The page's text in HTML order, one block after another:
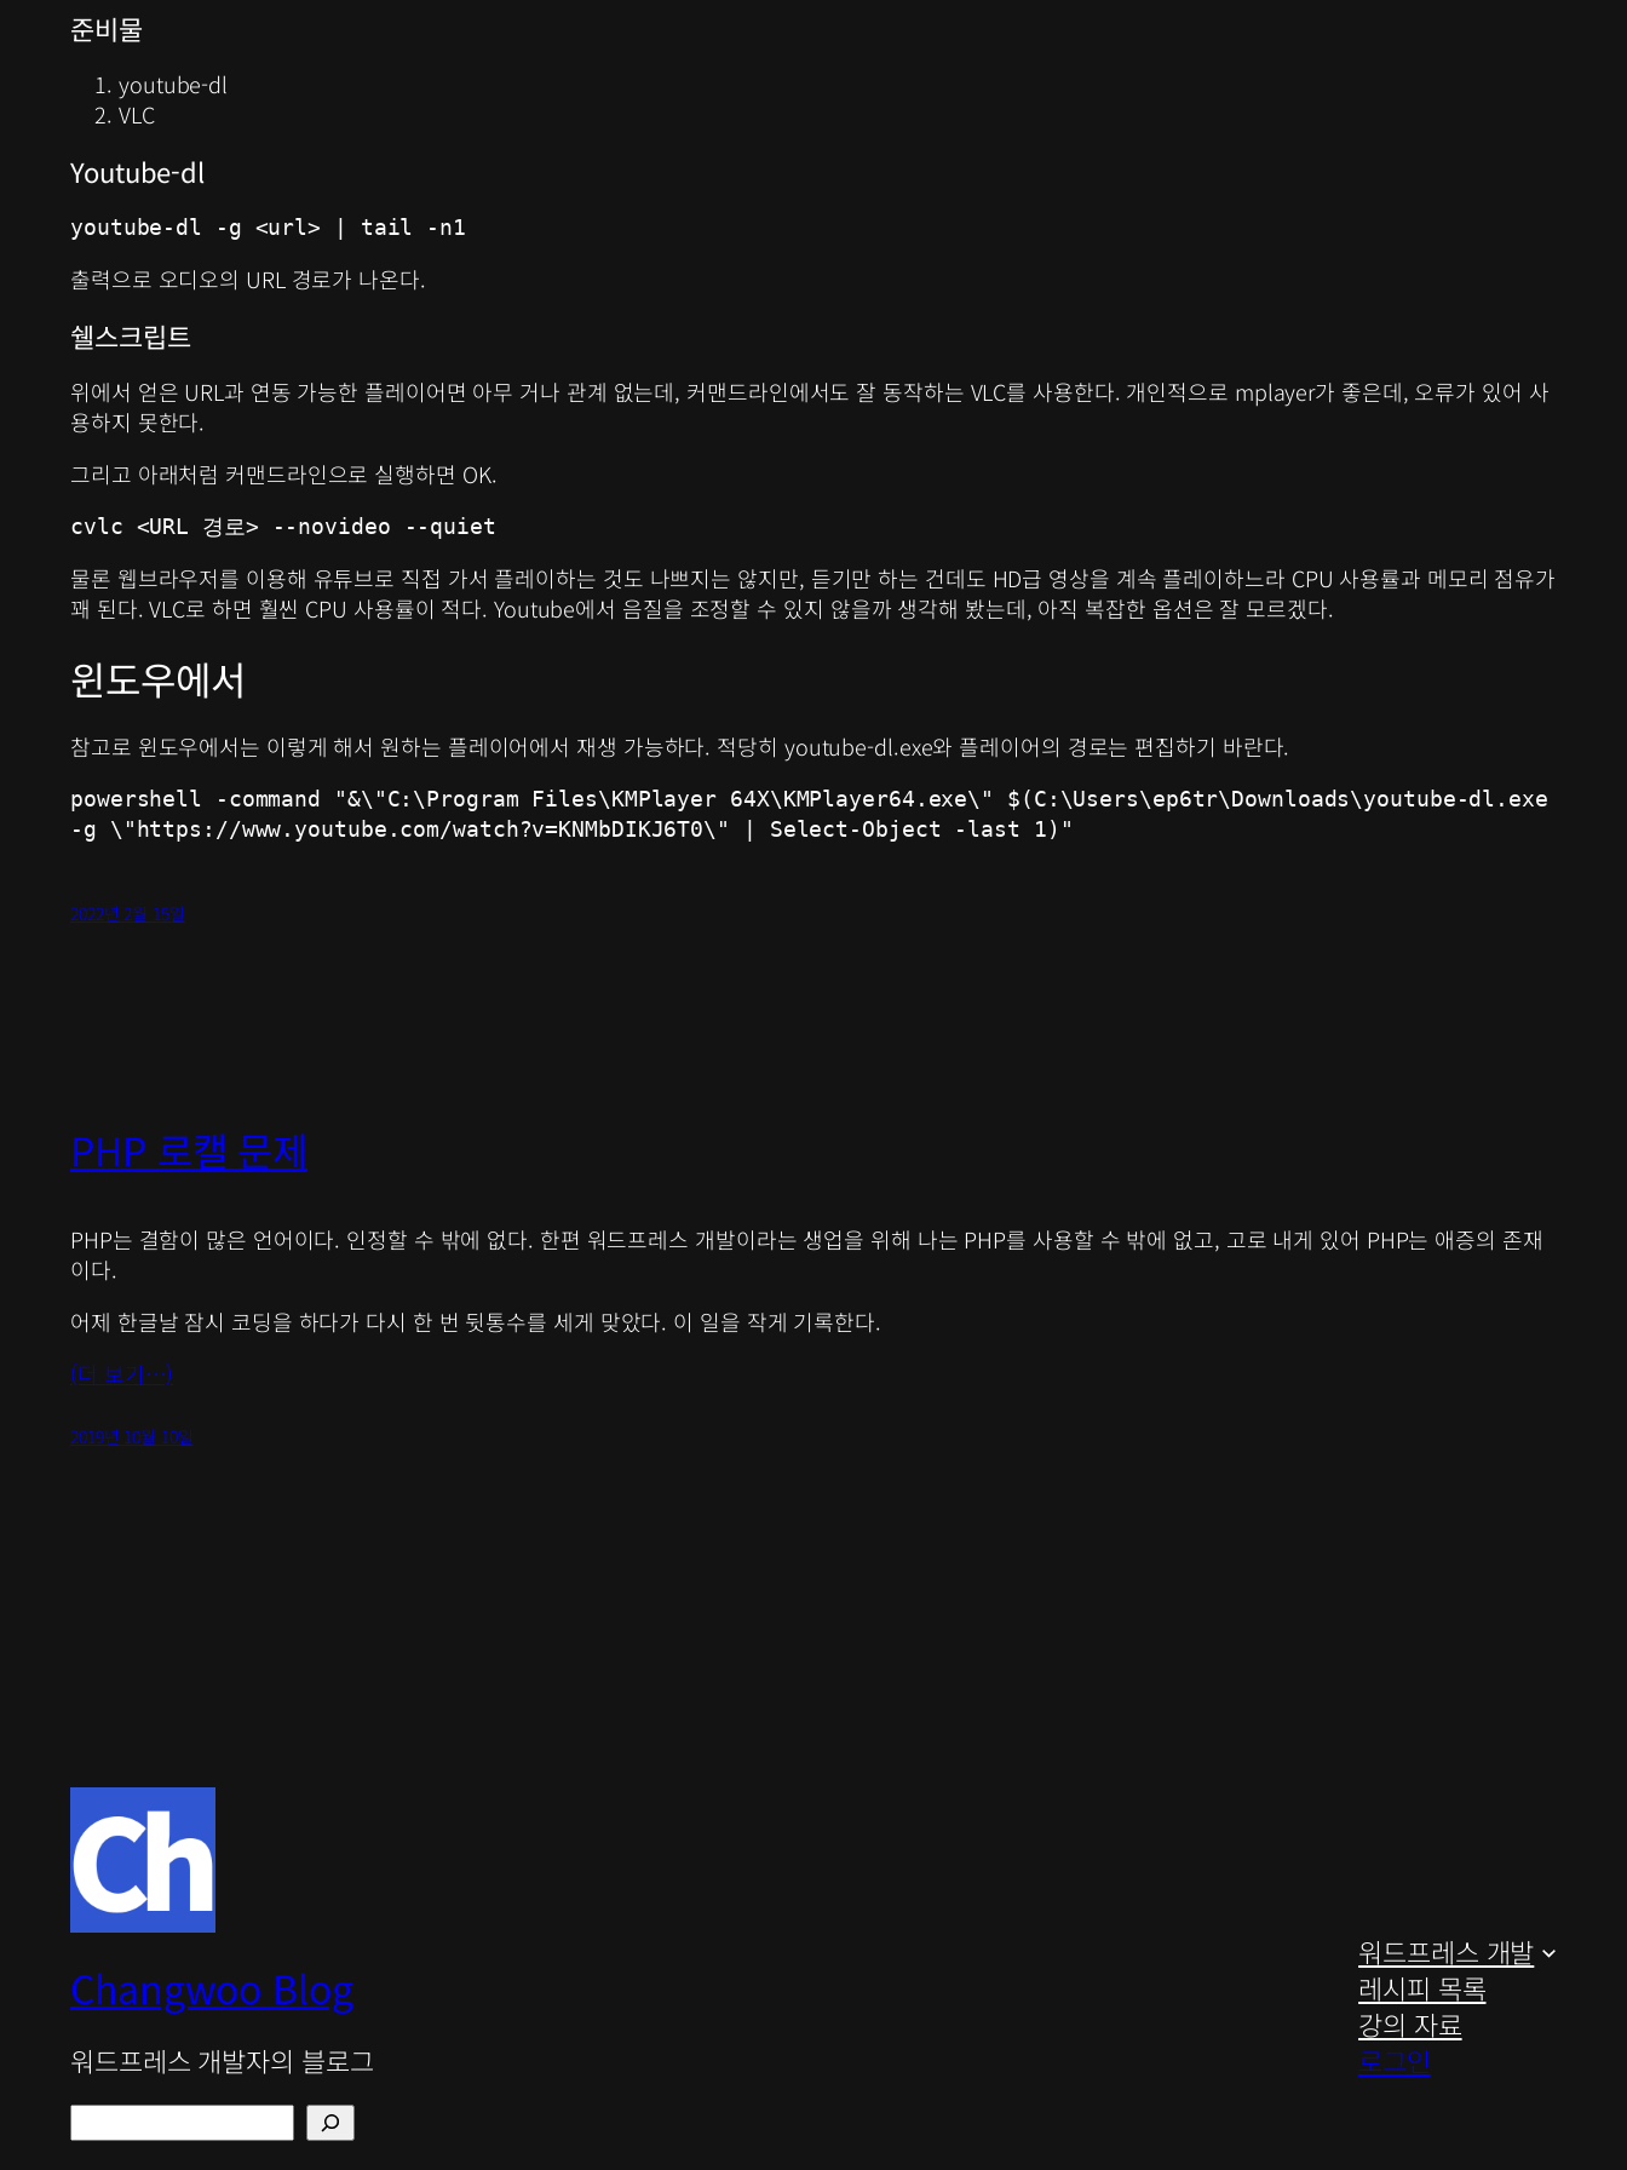
준비물
youtube-dl
VLC
Youtube-dl
youtube-dl -g <url> | tail -n1
출력으로 오디오의 URL 경로가 나온다.
쉘스크립트
위에서 얻은 URL과 연동 가능한 플레이어면 아무 거나 관계 없는데, 커맨드라인에서도 잘 동작하는 VLC를 사용한다. 개인적으로 mplayer가 좋은데, 오류가 있어 사
용하지 못한다.
그리고 아래처럼 커맨드라인으로 실행하면 OK.
cvlc <URL 경로> --novideo --quiet
물론 웹브라우저를 이용해 유튜브로 직접 가서 플레이하는 것도 나쁘지는 않지만, 듣기만 하는 건데도 HD급 영상을 계속 플레이하느라 CPU 사용률과 메모리 점유가
꽤 된다. VLC로 하면 훨씬 CPU 사용률이 적다. Youtube에서 음질을 조정할 수 있지 않을까 생각해 봤는데, 아직 복잡한 옵션은 잘 모르겠다.
윈도우에서
참고로 윈도우에서는 이렇게 해서 원하는 플레이어에서 재생 가능하다. 적당히 youtube-dl.exe와 플레이어의 경로는 편집하기 바란다.
powershell -command "&\"C:\Program Files\KMPlayer 64X\KMPlayer64.exe\" $(C:\Users\ep6tr\Downloads\youtube-dl.exe
-g \"https://www.youtube.com/watch?v=KNMbDIKJ6T0\" | Select-Object -last 1)"
2022년 2월 15일
PHP 로캘 문제
PHP는 결함이 많은 언어이다. 인정할 수 밖에 없다. 한편 워드프레스 개발이라는 생업을 위해 나는 PHP를 사용할 수 밖에 없고, 고로 내게 있어 PHP는 애증의 존재
이다.
어제 한글날 잠시 코딩을 하다가 다시 한 번 뒷통수를 세게 맞았다. 이 일을 작게 기록한다.
(더 보기…)
2019년 10월 10일
Changwoo Blog
워드프레스 개발자의 블로그
워드프레스 개발
레시피 목록
강의 자료
로그인